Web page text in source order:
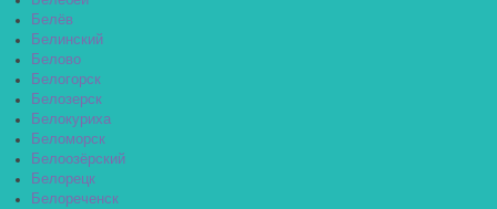
Белёв
Белинский
Белово
Белогорск
Белозерск
Белокуриха
Беломорск
Белоозёрский
Белорецк
Белореченск